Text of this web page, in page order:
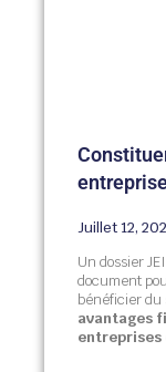
Juillet 12,
Un dossier
document
bénéficier du
avantages
entreprises